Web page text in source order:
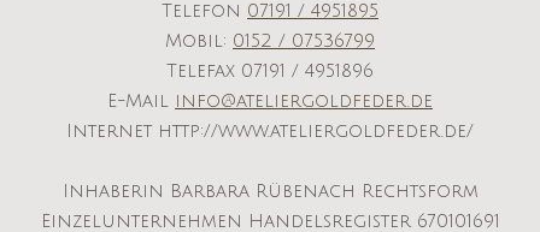
Telefon 07191 / 4951895
Mobil: 0152 / 07536799
Telefax 07191 / 4951896
E-Mail
info@ateliergoldfeder.de
Internet http://www.ateliergoldfeder.de/
Inhaberin Barbara Rübenach Rechtsform
Einzelunternehmen Handelsregister 670101691